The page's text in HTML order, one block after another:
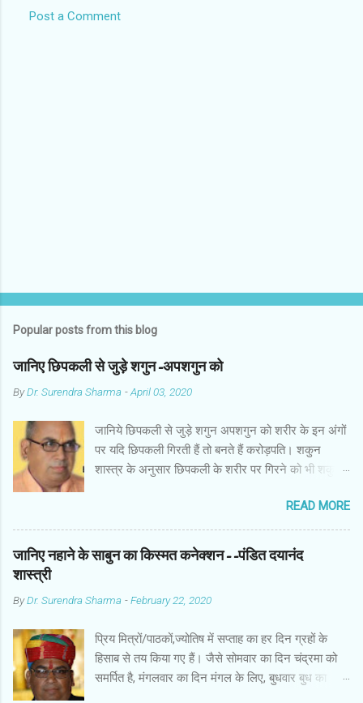
Post a Comment
Popular posts from this blog
जानिए छिपकली से जुड़े शगुन-अपशगुन को
ByDr. Surendra Sharma -April 03, 2020
जानिये छिपकली से जुड़े शगुन अपशगुन को शरीर के इन अंगों
पर यदि छिपकली गिरती हैं तो बनते हैं करोड़पति। शकुन
शास्त्र के अनुसार छिपकली के शरीर पर गिरने को भी शकुन/
पाई जाती है, एक जंगली और एक घरेलू। छिपकली की जंगली
नस्ल को गिरगिट कहा जाता है जबकि घरों में पाई जाने वाली
छिपकली घरेलू छिपकली कही जाती है। शकुन शास्त्र के
अनुसार छिपकली के शरीर पर गिरने को भी शकुन/अपशकुन
के दाहिनी तरफ गिरना ठीक होता है। इसी प्रकार छिपकली का
की ओर गिरना अच्छा नहीं होता। रविवार या मंगलवार को लाल
रंग की छिपकली तथा शनिवार को काले रंग की छिपकली से
कम हानि होती है। ✍🏻✍🏻🌷🌷👉🏻👉🏻 छिपकली होती है मां
READ MORE
जानिए नहाने के साबुन का किस्मत कनेक्शन--पंडित दयानंद
शास्त्री
ByDr. Surendra Sharma -February 22, 2020
प्रिय मित्रों/पाठकों,ज्योतिष में सप्ताह का हर दिन ग्रहों के
हिसाब से तय किया गए हैं। जैसे सोमवार का दिन चंद्रमा को
समर्पित है, मंगलवार का दिन मंगल के लिए, बुधवार बुध का